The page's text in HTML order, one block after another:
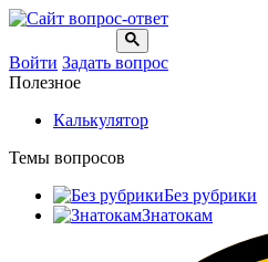
Войти Задать вопрос
Полезное
Калькулятор
Темы вопросов
Без рубрики
Знатокам